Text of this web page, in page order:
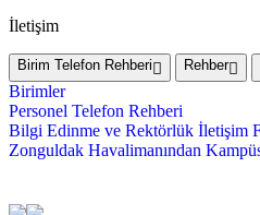
İletişim
Birim Telefon Rehberi Rehber
Birimler
Personel Telefon Rehberi
Bilgi Edinme ve Rektörlük İletişim
Zonguldak Havalimanından